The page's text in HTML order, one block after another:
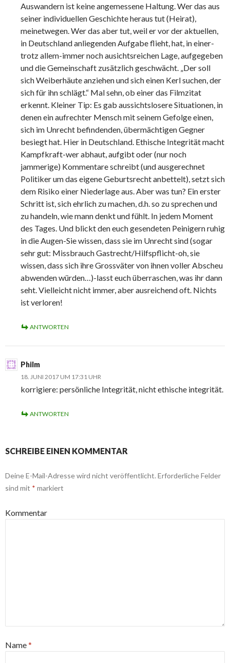
Auswandern ist keine angemessene Haltung. Wer das aus
seiner individuellen Geschichte heraus tut (Heirat),
meinetwegen. Wer das aber tut, weil er vor der aktuellen,
in Deutschland anliegenden Aufgabe flieht, hat, in einer-
trotz allem-immer noch ausichtsreichen Lage, aufgegeben
und die Gemeinschaft zusätzlich geschwächt. „Der soll
sich Weiberhäute anziehen und sich einen Kerl suchen, der
sich für ihn schlägt.“ Mal sehn, ob einer das Filmzitat
erkennt. Kleiner Tip: Es gab aussichtslosere Situationen, in
denen ein aufrechter Mensch mit seinem Gefolge einen,
sich im Unrecht befindenden, übermächtigen Gegner
besiegt hat. Hier in Deutschland. Ethische Integrität macht
Kampfkraft-wer abhaut, aufgibt oder (nur noch
jammerige) Kommentare schreibt (und ausgerechnet
Politiker um das eigene Geburtsrecht anbettelt), setzt sich
dem Risiko einer Niederlage aus. Aber was tun? Ein erster
Schritt ist, sich ehrlich zu machen, d.h. so zu sprechen und
zu handeln, wie mann denkt und fühlt. In jedem Moment
des Tages. Und blickt den euch gesendeten Peinigern ruhig
in die Augen-Sie wissen, dass sie im Unrecht sind (sogar
sehr gut: Missbrauch Gastrecht/Hilfspflicht-oh, sie
wissen, dass sich ihre Grossväter von ihnen voller Abscheu
abwenden würden…)-lasst euch überraschen, was ihr dann
seht. Vielleicht nicht immer, aber ausreichend oft. Nichts
ist verloren!
ANTWORTEN
Philm
18. JUNI 2017 UM 17:31 UHR
korrigiere: persönliche Integrität, nicht ethische integrität.
ANTWORTEN
SCHREIBE EINEN KOMMENTAR
Deine E-Mail-Adresse wird nicht veröffentlicht. Erforderliche Felder
sind mit * markiert
Kommentar
Name*